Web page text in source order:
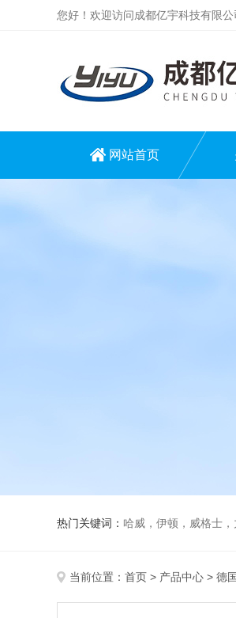
您好！欢迎访问成都亿宇科技有限公
网站首页
热门关键词： 哈威，伊顿，威格士
当前位置： 首页 > 产品中心 > 德